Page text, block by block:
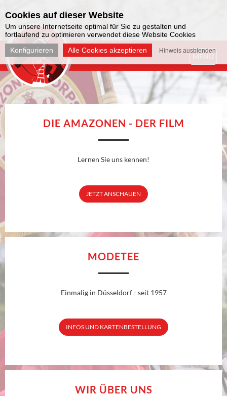
DIE AMAZONEN - DER FILM
Lernen Sie uns kennen!
JETZT ANSCHAUEN
MODETEE
Einmalig in Düsseldorf - seit 1957
INFOS UND KARTENBESTELLUNG
WIR ÜBER UNS
Cookies auf dieser Website
Um unsere Internetseite optimal für Sie zu gestalten und
fortlaufend zu optimieren verwendet diese Website Cookies
Konfigurieren
Alle Cookies akzeptieren Hinweis ausblenden